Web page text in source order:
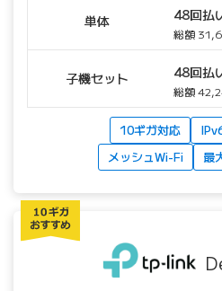
単体 48回払
総額
子機セット 48回払
総額
10ギガ対応
メッシュWi-Fi
最